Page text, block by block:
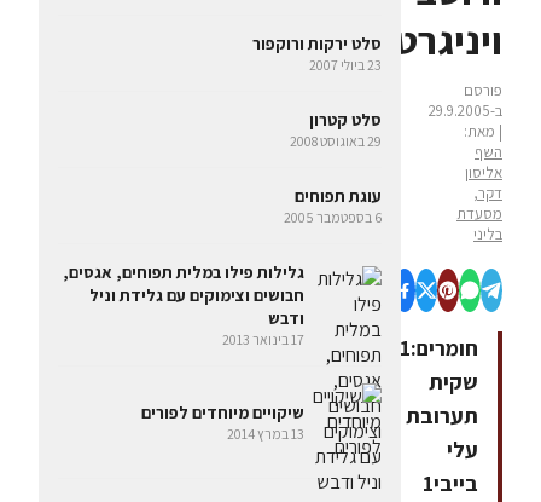
ויניגרט
פורסם
ב-29.9.2005
| מאת:
השף
אליסון
דקר,
מסעדת
בליני
חומרים:1
שקית
תערובת
עלי
בייבי1
סלט ירקות ורוקפור
23 ביולי 2007
סלט קטרון
29 באוגוסט 2008
עוגת תפוחים
6 בספטמבר 2005
גלילות פילו במלית תפוחים, אגסים,
חבושים וצימוקים עם גלידת וניל
ודבש
17 בינואר 2013
שיקויים מיוחדים לפורים
13 במרץ 2014